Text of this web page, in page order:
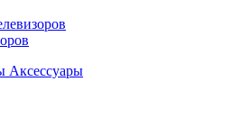
Аксессуары